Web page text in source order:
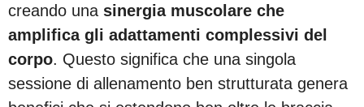
creando una sinergia muscolare che
amplifica gli adattamenti complessivi del
corpo. Questo significa che una singola
sessione di allenamento ben strutturata genera